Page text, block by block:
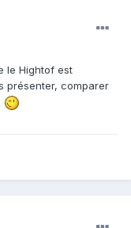
le Hightof est
présenter, comparer